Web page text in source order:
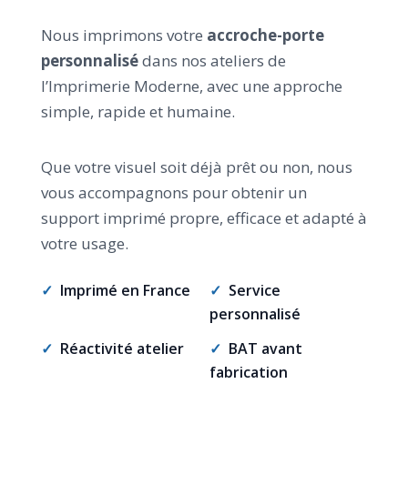
Nous imprimons votre accroche-porte
personnalisédans nos ateliers de
l’Imprimerie Moderne, avec une approche
simple, rapide et humaine.
Que votre visuel soit déjà prêt ou non, nous
vous accompagnons pour obtenir un
support imprimé propre, efficace et adapté à
votre usage.
✓ Imprimé en France ✓ Service
personnalisé
✓ Réactivité atelier ✓ BAT avant
fabrication